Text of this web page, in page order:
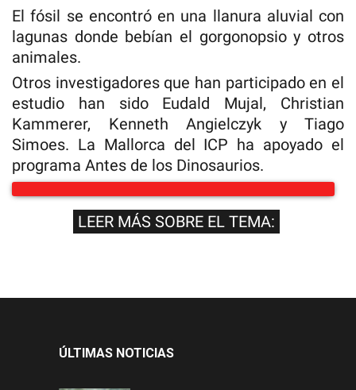
El fósil se encontró en una llanura aluvial con
lagunas donde bebían el gorgonopsio y otros
animales.
Otros investigadores que han participado en el
estudio han sido Eudald Mujal, Christian
Kammerer, Kenneth Angielczyk y Tiago
Simoes. La Mallorca del ICP ha apoyado el
programa Antes de los Dinosaurios.
LEER MÁS SOBRE EL TEMA:
ÚLTIMAS NOTICIAS